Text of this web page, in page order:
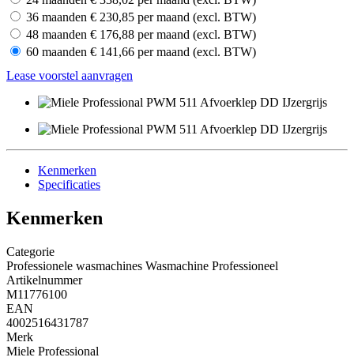
36 maanden € 230,85 per maand (excl. BTW)
48 maanden € 176,88 per maand (excl. BTW)
60 maanden € 141,66 per maand (excl. BTW)
Lease voorstel aanvragen
Kenmerken
Specificaties
Kenmerken
Categorie
Professionele wasmachines Wasmachine Professioneel
Artikelnummer
M11776100
EAN
4002516431787
Merk
Miele Professional